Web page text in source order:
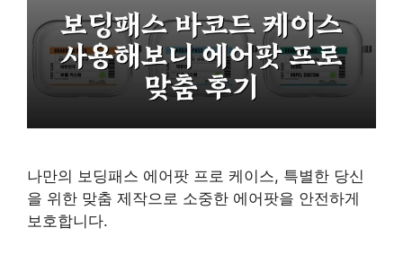
나만의 보딩패스 에어팟 프로 케이스, 특별한 당신
을 위한 맞춤 제작으로 소중한 에어팟을 안전하게
보호합니다.